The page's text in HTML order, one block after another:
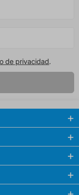
de privacidad.